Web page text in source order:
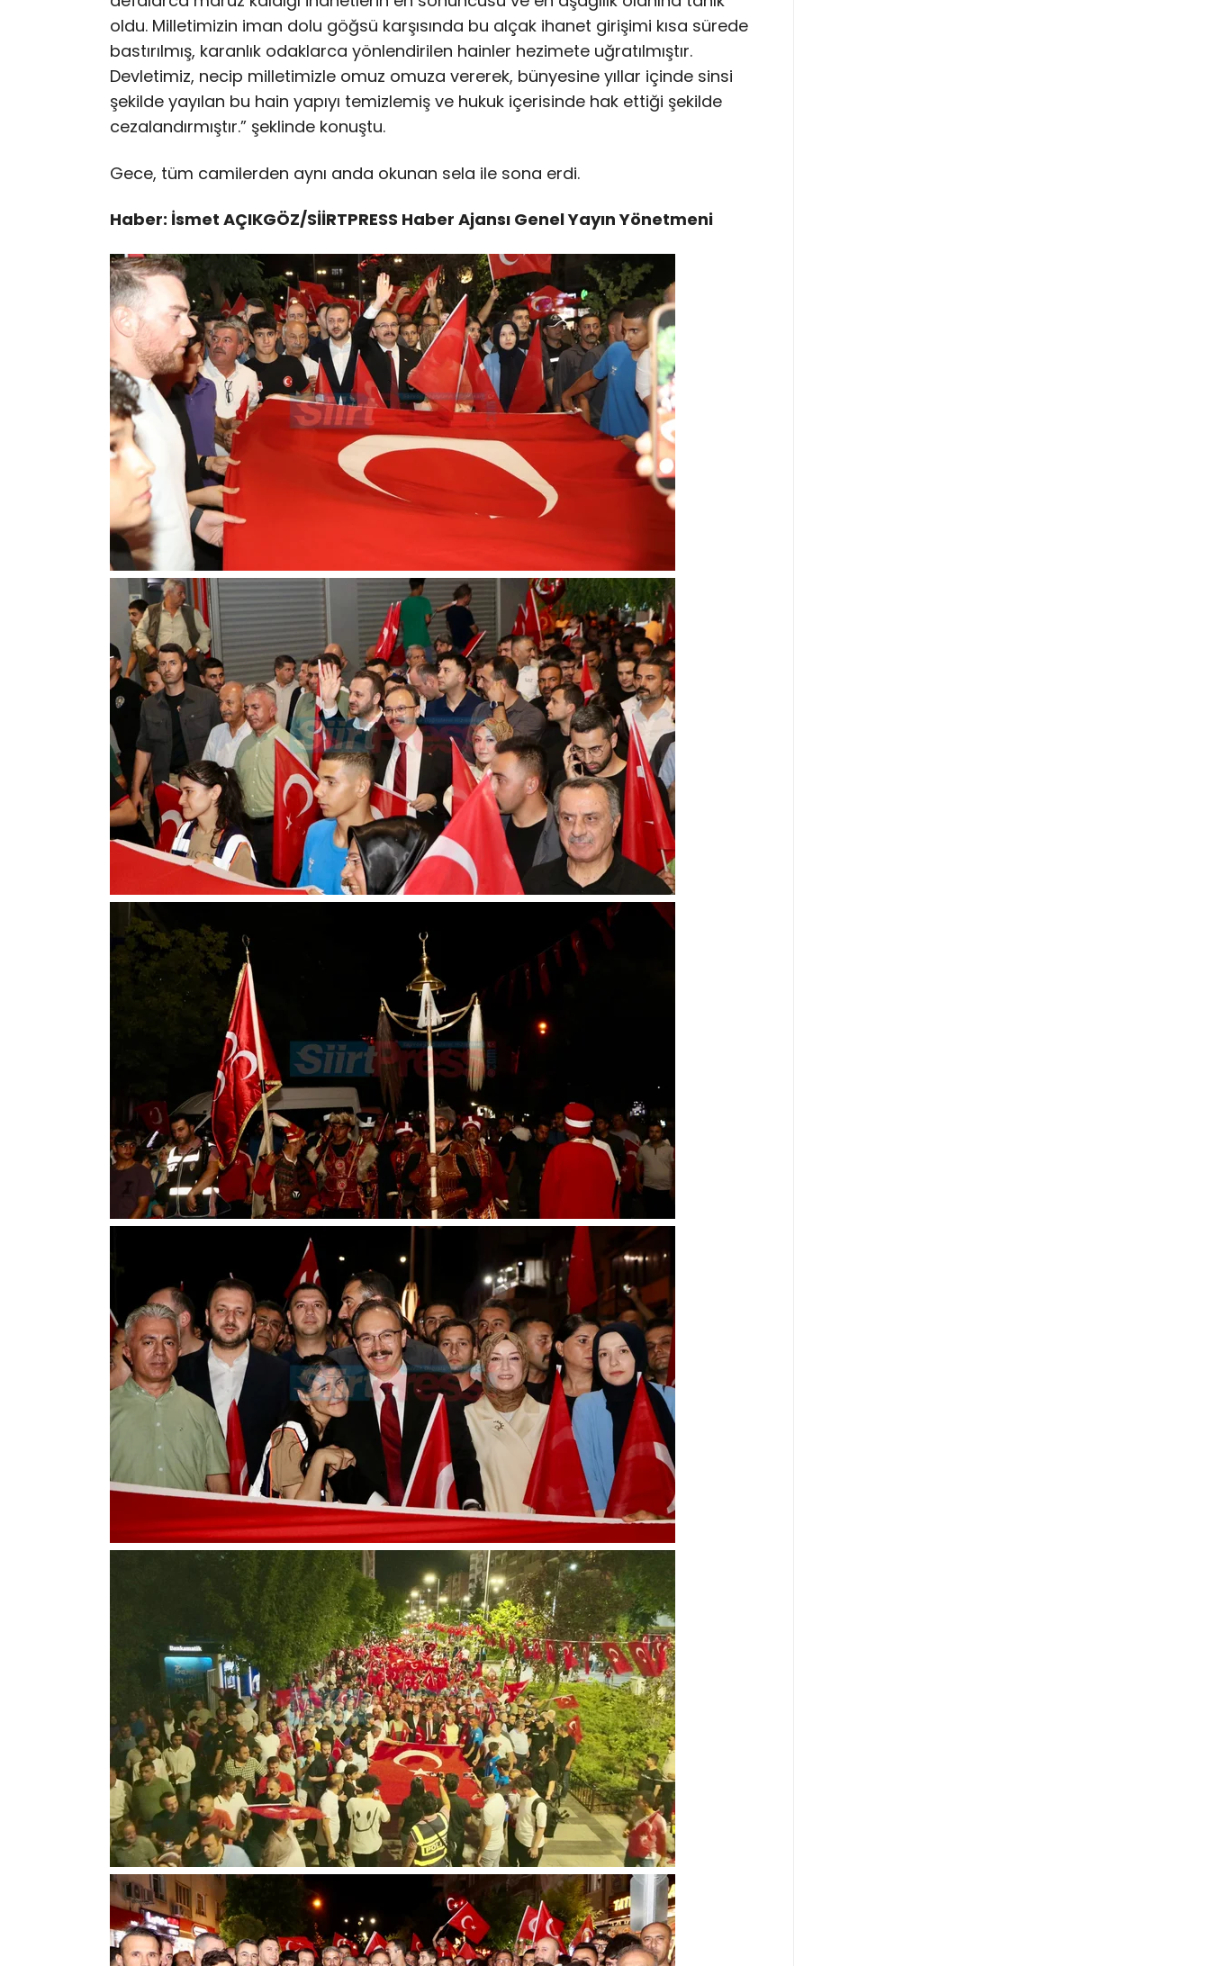
oldu. Milletimizin iman dolu göğsü karşısında bu alçak ihanet girişimi kısa sürede
bastırılmış, karanlık odaklarca yönlendirilen hainler hezimete uğratılmıştır.
Devletimiz, necip milletimizle omuz omuza vererek, bünyesine yıllar içinde sinsi
şekilde yayılan bu hain yapıyı temizlemiş ve hukuk içerisinde hak ettiği şekilde
cezalandırmıştır.” şeklinde konuştu.
Gece, tüm camilerden aynı anda okunan sela ile sona erdi.
Haber: İsmet AÇIKGÖZ/SİİRTPRESS Haber Ajansı Genel Yayın Yönetmeni